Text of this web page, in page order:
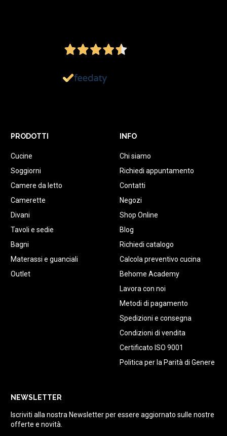
PRODOTTI
Cucine
Soggiorni
Camere da letto
Camerette
Divani
Tavoli e sedie
Bagni
Materassi e guanciali
Outlet
INFO
Chi siamo
Richiedi appuntamento
Contatti
Negozi
Shop Online
Blog
Richiedi catalogo
Calcola preventivo cucina
Behome Academy
Lavora con noi
Metodi di pagamento
Spedizioni e consegna
Condizioni di vendita
Certificato ISO 9001
Politica per la Parità di Genere
NEWSLETTER
Iscriviti alla nostra Newsletter per essere aggiornato sulle nostre
offerte e novità.